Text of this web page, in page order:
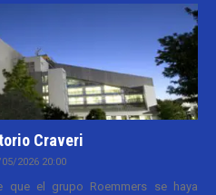
Craveri
2026 20:00
el grupo Roemmers se haya